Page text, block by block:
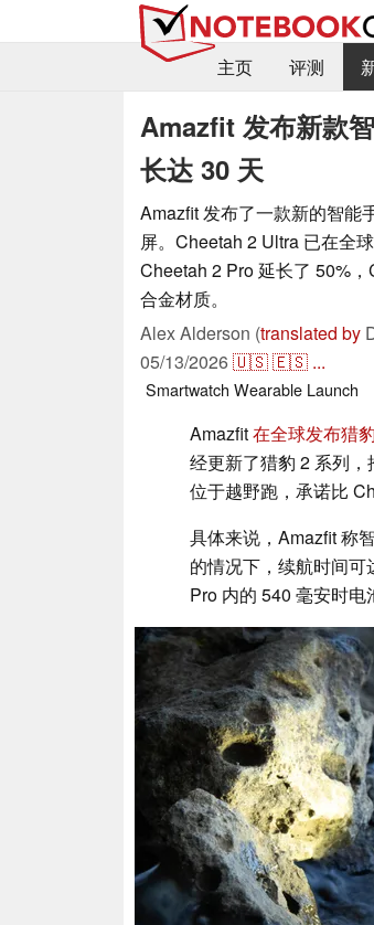
主页
评测
Amazfit 发布新款
长达 30 天
Amazfit 发布了一款新的智能
屏。Cheetah 2 Ultra 已在全
Cheetah 2 Pro 延长了 50%
合金材质。
Alex Alderson (translated by
05/13/2026🇺🇸🇪🇸 ...
Smartwatch Wearable Launch
Amazfit在全球发布猎
经更新了猎豹 2 系列
位于越野跑，承诺比
具体来说，Amazfit 称
的情况下，续航时间
Pro 内的 540 毫安时电